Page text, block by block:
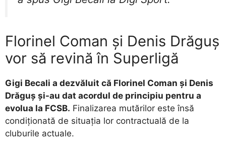
​Florinel Coman și Denis Drăguș
vor să revină în Superligă
Gigi Becali a dezvăluit că Florinel Coman și Denis
Drăguș și-au dat acordul de principiu pentru a
evolua la FCSB. Finalizarea mutărilor este însă
condiționată de situația lor contractuală de la
cluburile actuale.